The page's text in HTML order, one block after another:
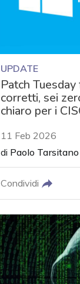
UPDATE
Patch
corretti, sei
chiaro per i
11 Feb 2026
di Paolo Tarsitano
Condividi